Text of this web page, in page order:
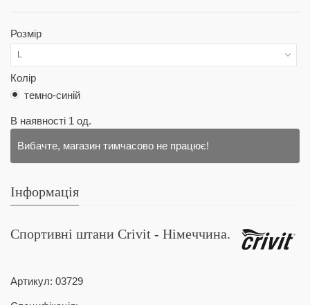
Розмір
L
Колір
темно-синій
В наявності 1 од.
Вибачте, магазин тимчасово не працює!
Інформація
Спортивні штани Crivit - Німеччина.
Артикул: 03729